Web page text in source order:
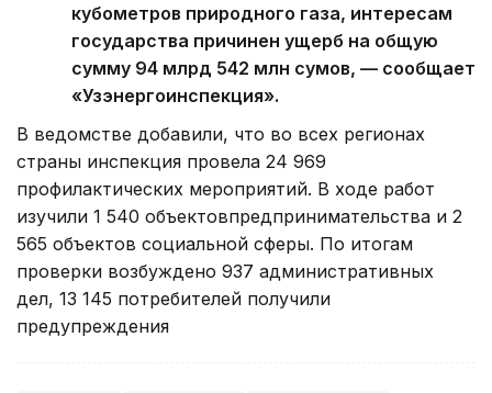
кубометров природного газа, интересам
государства причинен ущерб на общую
сумму 94 млрд 542 млн сумов, — сообщает
«Узэнергоинспекция».
В ведомстве добавили, что во всех регионах
страны инспекция провела 24 969
профилактических мероприятий. В ходе работ
изучили 1 540 объектовпредпринимательства и 2
565 объектов социальной сферы. По итогам
проверки возбуждено 937 административных
дел, 13 145 потребителей получили
предупреждения